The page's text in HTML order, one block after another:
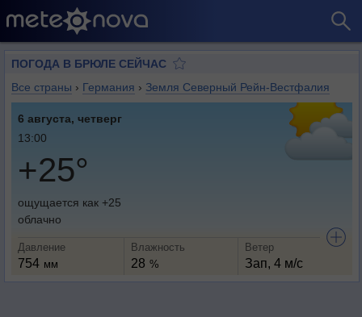
ПОГОДА В БРЮЛЕ СЕЙЧАС
Все страны › Германия › Земля Северный Рейн-Вестфалия
6 августа, четверг
13:00
+25°
ощущается как +25
облачно
Давление
754 мм
Влажность
28 %
Ветер
Зап, 4 м/с